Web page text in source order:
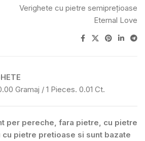
Verighete cu pietre semiprețioase
Eternal Love
Gramaj / 1 Pieces. 0.01 Ct.
per pereche, fara pietre, cu pietre
pietre pretioase si sunt bazate